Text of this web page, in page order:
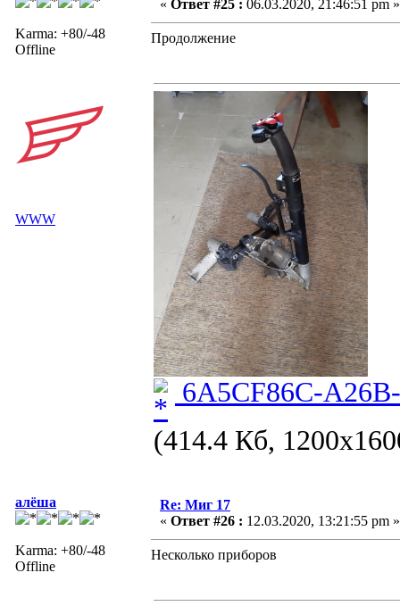
Karma: +80/-48
Offline
WWW
« Ответ #25 : 06.03.2020, 21:46:51 pm »
Продолжение
6A5CF86C-
(414.4 Кб,
алёша
Karma: +80/-48
Offline
Re: Миг 17
« Ответ #26 : 12.03.2020, 13:21:55 pm »
Несколько приборов